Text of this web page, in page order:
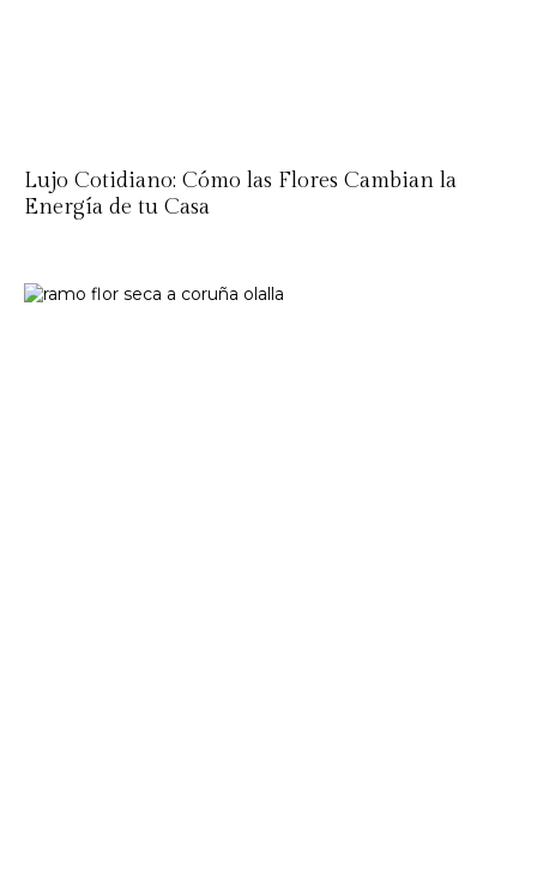
Lujo Cotidiano: Cómo las Flores Cambian la
Energía de tu Casa